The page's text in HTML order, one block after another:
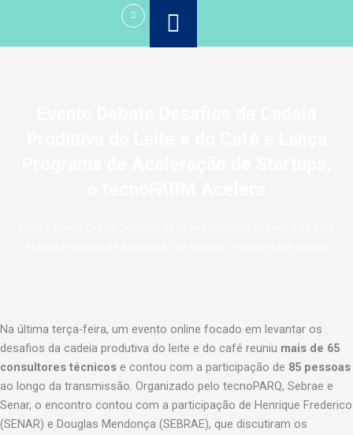
o
Na última terça-feira, um evento online focado em levantar os
desafios da cadeia produtiva do leite e do café reuniu mais de 65
consultores técnicos e contou com a participação de 85 pessoas
ao longo da transmissão. Organizado pelo tecnoPARQ, Sebrae e
Senar, o encontro contou com a participação de Henrique Frederico
(SENAR) e Douglas Mendonça (SEBRAE), que discutiram os